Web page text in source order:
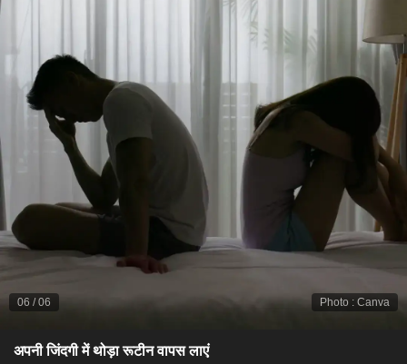
Photo : Canva
06 /06
​अपनी जिंदगी में थोड़ा रूटीन वापस लाएं​